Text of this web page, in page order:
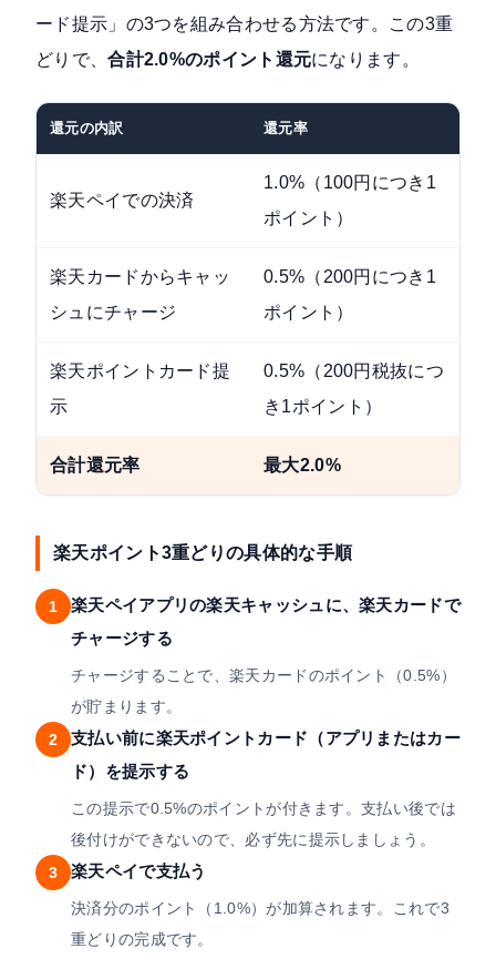
ード提示」の3つを組み合わせる方法です。この3重
どりで、合計2.0%のポイント還元になります。
還元の内訳 還元率
楽天ペイでの決済
1.0%（100円につき1
ポイント）
楽天カードからキャッ
シュにチャージ
0.5%（200円につき1
ポイント）
楽天ポイントカード提
示
0.5%（200円税抜につ
き1ポイント）
合計還元率 最大2.0%
楽天ポイント3重どりの具体的な手順
1
楽天ペイアプリの楽天キャッシュに、楽天カードで
チャージする
チャージすることで、楽天カードのポイント（0.5%）
が貯まります。
2
支払い前に楽天ポイントカード（アプリまたはカー
ド）を提示する
この提示で0.5%のポイントが付きます。支払い後では
後付けができないので、必ず先に提示しましょう。
3
楽天ペイで支払う
決済分のポイント（1.0%）が加算されます。これで3
重どりの完成です。